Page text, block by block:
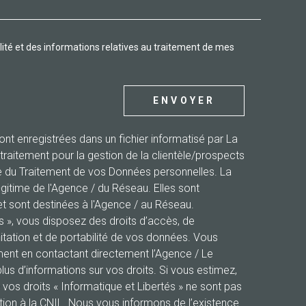
montbeliard
et des informations relatives au traitement de mes
ENVOYER
enregistrées dans un fichier informatisé par La
pour la gestion de la clientèle/prospects
Traitement de vos Données personnelles. La
de l'Agence / du Réseau. Elles sont
sont destinées à l'Agence / au Réseau.
vous disposez des droits d’accès, de
et de portabilité de vos données. Vous
en contactant directement l’Agence / Le
d’informations sur vos droits. Si vous estimez,
droits « Informatique et Libertés » ne sont pas
à la CNIL. Nous vous informons de l’existence